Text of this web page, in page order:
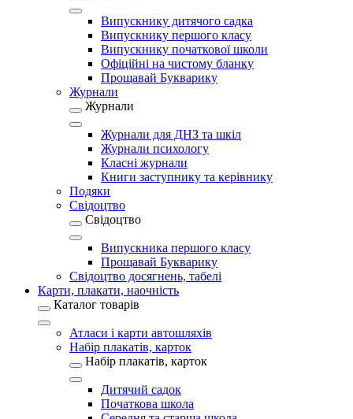
Випускнику дитячого садка
Випускнику першого класу
Випускнику початкової школи
Офіційні на чистому бланку
Прощавай Букварику
Журнали
Журнали
Журнали для ДНЗ та шкіл
Журнали психологу
Класні журнали
Книги заступнику та керівнику
Подяки
Свідоцтво
Свідоцтво
Випускника першого класу
Прощавай Букварику
Свідоцтво досягнень, табелі
Карти, плакати, наочність
Каталог товарів
Атласи і карти автошляхів
Набір плакатів, карток
Набір плакатів, карток
Дитячий садок
Початкова школа